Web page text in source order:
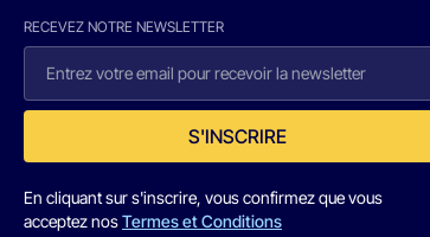
RECEVEZ NOTRE NEWSLETTER
S'INSCRIRE
En cliquant sur s'inscrire, vous confirmez que vous
acceptez nosTermes et Conditions